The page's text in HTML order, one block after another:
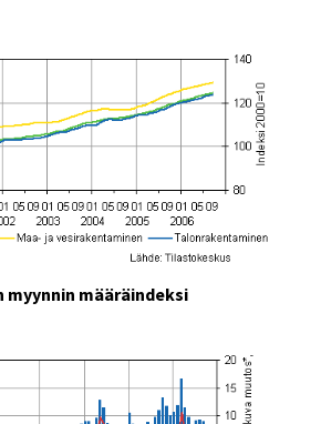
myynnin määräindeksi